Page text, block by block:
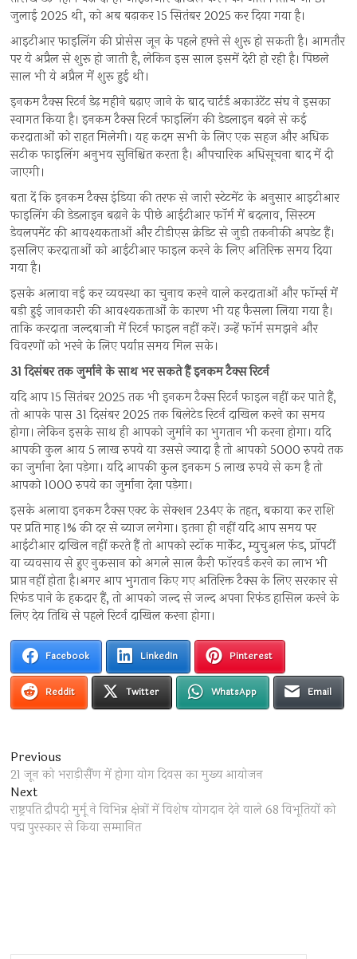
जुलाई 2025 थी, को अब बढ़ाकर 15 सितंबर 2025 कर दिया गया है।
आइटीआर फाइलिंग की प्रोसेस जून के पहले हफ्ते से शुरू हो सकती है। आमतौर
पर ये अप्रैल से शुरू हो जाती है, लेकिन इस साल इसमें देरी हो रही है। पिछले
साल भी ये अप्रैल में शुरू हुई थी।
इनकम टैक्स रिटर्न डेढ़ महीने बढ़ाए जाने के बाद चार्टर्ड अकाउंटेंट संघ ने इसका
स्वागत किया है। इनकम टैक्स रिटर्न फाइलिंग की डेडलाइन बढ़ने से कई
करदाताओं को राहत मिलेगी। यह कदम सभी के लिए एक सहज और अधिक
सटीक फाइलिंग अनुभव सुनिश्चित करता है। औपचारिक अधिसूचना बाद में दी
जाएगी।
बता दें कि इनकम टैक्स इंडिया की तरफ से जारी स्टेटमेंट के अनुसार आइटीआर
फाइलिंग की डेडलाइन बढ़ाने के पीछे आईटीआर फॉर्म में बदलाव, सिस्टम
डेवलपमेंट की आवश्यकताओं और टीडीएस क्रेडिट से जुड़ी तकनीकी अपडेट हैं।
इसलिए करदाताओं को आईटीआर फाइल करने के लिए अतिरिक्त समय दिया
गया है।
इसके अलावा नई कर व्यवस्था का चुनाव करने वाले करदाताओं और फॉर्म्स में
बड़ी हुई जानकारी की आवश्यकताओं के कारण भी यह फैसला लिया गया है।
ताकि करदाता जल्दबाजी में रिटर्न फाइल नहीं करें। उन्हें फॉर्म समझने और
विवरणों को भरने के लिए पर्याप्त समय मिल सके।
31 दिसंबर तक जुर्माने के साथ भर सकते हैं इनकम टैक्स रिटर्न
यदि आप 15 सितंबर 2025 तक भी इनकम टैक्स रिटर्न फाइल नहीं कर पाते हैं,
तो आपके पास 31 दिसंबर 2025 तक बिलेटेड रिटर्न दाखिल करने का समय
होगा। लेकिन इसके साथ ही आपको जुर्माने का भुगतान भी करना होगा। यदि
आपकी कुल आय 5 लाख रुपये या उससे ज्यादा है तो आपको 5000 रुपये तक
का जुर्माना देना पड़ेगा। यदि आपकी कुल इनकम 5 लाख रुपये से कम है तो
आपको 1000 रुपये का जुर्माना देना पड़ेगा।
इसके अलावा इनकम टैक्स एक्ट के सेक्शन 234ए के तहत, बकाया कर राशि
पर प्रति माह 1% की दर से ब्याज लगेगा। इतना ही नहीं यदि आप समय पर
आईटीआर दाखिल नहीं करते हैं तो आपको स्टॉक मार्केट, म्युचुअल फंड, प्रॉपर्टी
या व्यवसाय से हुए नुकसान को अगले साल कैरी फॉरवर्ड करने का लाभ भी
प्राप्त नहीं होता है।अगर आप भुगतान किए गए अतिरिक्त टैक्स के लिए सरकार से
रिफंड पाने के हकदार हैं, तो आपको जल्द से जल्द अपना रिफंड हासिल करने के
लिए देय तिथि से पहले रिटर्न दाखिल करना होगा।
Facebook LinkedIn Pinterest
Reddit Twitter WhatsApp Email
Post
navigation
Previous
post:
21 जून को भराड़ीसैंण में होगा योग दिवस का मुख्य आयोजन
NextNext
post:
राष्ट्रपति द्रौपदी मुर्मू ने विभिन्न क्षेत्रों में विशेष योगदान देने वाले 68 विभूतियों को
पद्म पुरस्कार से किया सम्मानित